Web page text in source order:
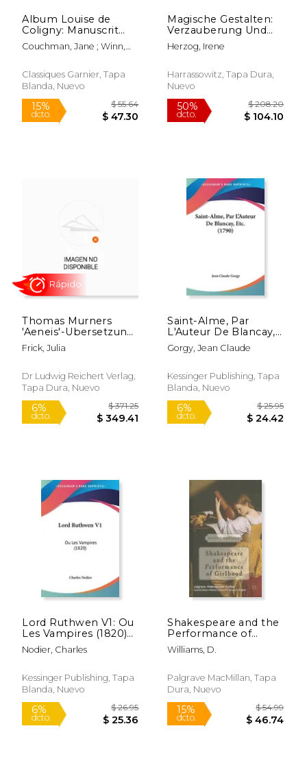
Album Louise de
Coligny: Manuscrit
129 a 23 de la
Koninklijke
(Pays-Bas) (en
Francés)
Couchman, Jane ; Winn,
Classiques Garnier, Tapa
Blanda, Nuevo
15%
dcto. $ 47.30
Magische Gestalten:
Verzauberung Und
Lenkung in Tassos
Gerusalemme
Herzog, Irene
Harrassowitz, Tapa Dura,
Nuevo
50%
dcto.
Thomas Murners
'Aeneis'-Ubersetzung
(1515): Lateinisch-
Deutsche Edition Und
Alemán)
Frick, Julia
Dr Ludwig Reichert Verlag,
Tapa Dura, Nuevo
Rápido
Saint-Alme, Par
L'Auteur De Blancay,
Etc. (1790) (en
Francés)
Gorgy, Jean Claude
Kessinger Publishing, Tapa
Blanda, Nuevo
Lord Ruthwen V1: Ou
Les Vampires (1820)
(en Francés)
Nodier, Charles
Kessinger Publishing, Tapa
Blanda, Nuevo
Shakespeare and the
Performance of
Girlhood (en Inglés)
Williams, D.
Palgrave MacMillan, Tapa
Dura, Nuevo